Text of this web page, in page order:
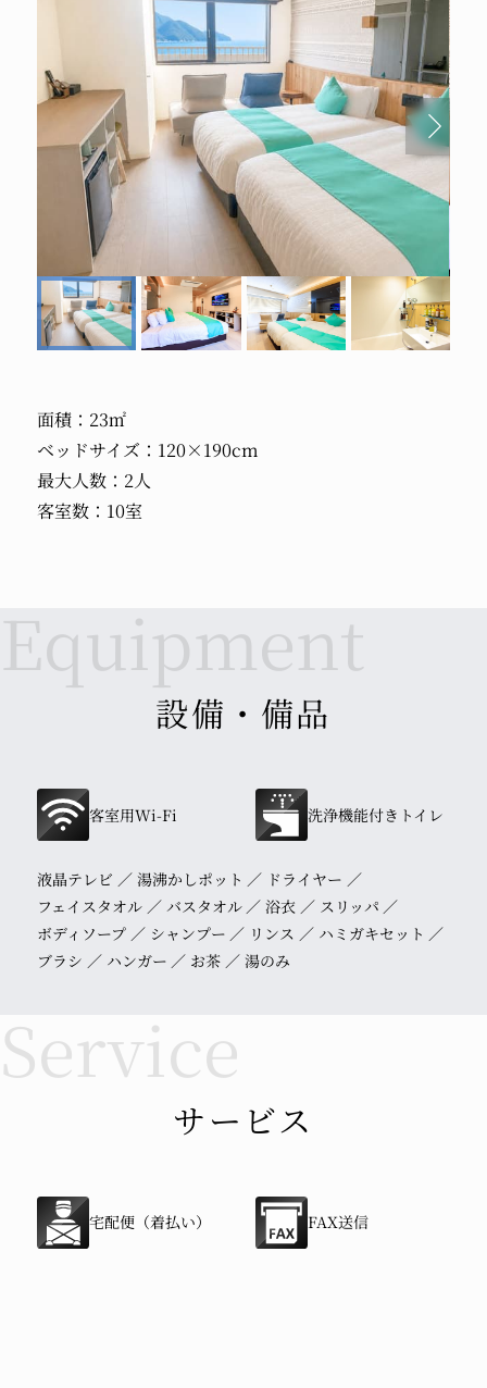
面積：23㎡
ベッドサイズ：120×190cm
最大人数：2人
客室数：10室
設備・備品
客室用Wi-Fi 洗浄機能付きトイレ
液晶テレビ 湯沸かしポット
ドライヤー
フェイスタオル
バスタオル 浴衣
スリッパ
ボディソープ
シャンプー リンス
ハミガキセット
ブラシ
ハンガー お茶 湯のみ
サービス
宅配便（着払い） FAX送信